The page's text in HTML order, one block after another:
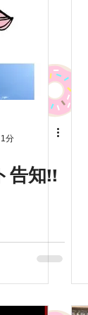
分
告知!!